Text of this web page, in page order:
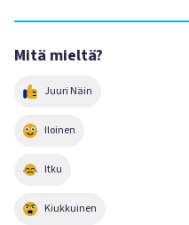
Mitä mieltä?
Juuri Näin
Iloinen
Itku
Kiukkuinen